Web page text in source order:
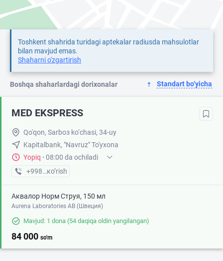
Toshkent shahrida turidagi aptekalar radiusda mahsulotlar
bilan mavjud emas.
Shaharni o'zgartirish
Boshqa shaharlardagi dorixonalar Standart bo‘yicha
MED EKSPRESS
Qo'qon, Sarbоз ko‘chasi, 34-uy
Kapitalbank, "Navruz" To'yxona
Yopiq · 08:00 da ochiladi
+998 (91) XXX-XX-XX
кo’rish
Аквалор Норм Струя, 150 мл
Aurena Laboratories AB (Швеция)
Mavjud: 1 dona (54 daqiqa oldin yangilangan)
84 000 so'm